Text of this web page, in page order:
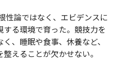
性論ではなく、エビデンスに
る環境で育った。競技力を
、睡眠や食事、休養など、
えることが欠かせない。